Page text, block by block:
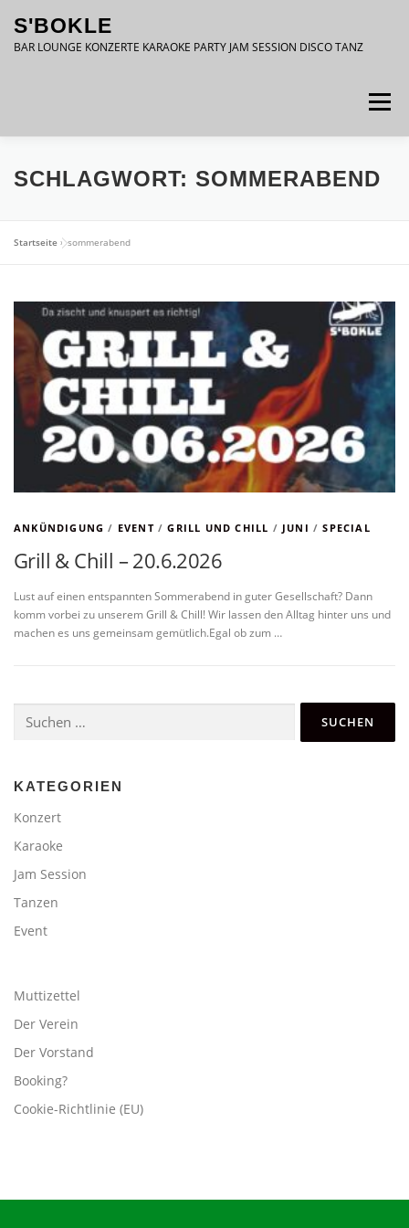
Inhalt
springen
S'BOKLE
BAR LOUNGE KONZERTE KARAOKE PARTY JAM SESSION DISCO TANZ
Menü
DATENSCHUTZ IMPRESSUM
SCHLAGWORT: SOMMERABEND
Startseite »sommerabend
ANKÜNDIGUNG / EVENT/GRILL UND CHILL / JUNI /SPECIAL
Grill & Chill – 20.6.2026
Lust auf einen entspannten Sommerabend in guter Gesellschaft? Dann
komm vorbei zu unserem Grill & Chill! Wir lassen den Alltag hinter uns und
machen es uns gemeinsam gemütlich.Egal ob zum …
nach:
KATEGORIEN
Konzert
Karaoke
Jam Session
Tanzen
Event
Muttizettel
Der Verein
Der Vorstand
Booking?
Cookie-Richtlinie (EU)